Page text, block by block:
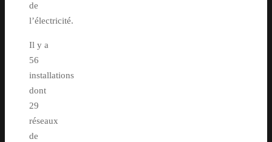
de
l’électricité.
Il y a
56
installations
dont
29
réseaux
de